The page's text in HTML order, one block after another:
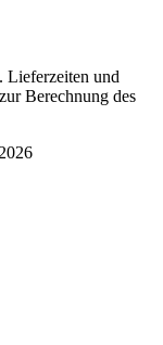
Lieferzeiten und
Berechnung des